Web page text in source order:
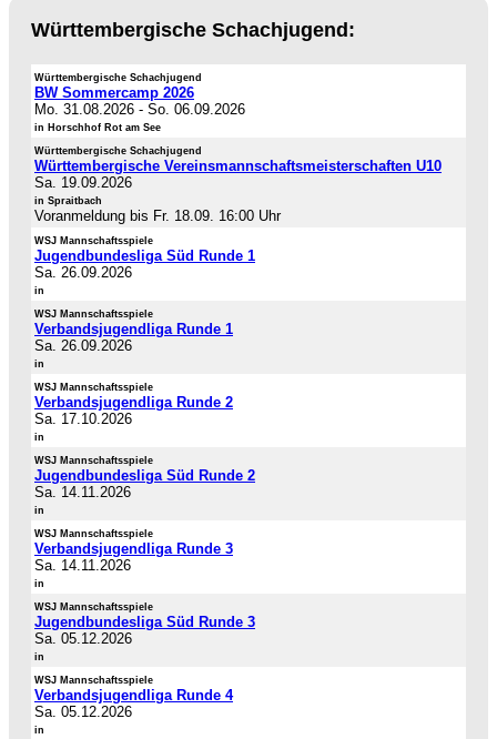
Württembergische Schachjugend:
Württembergische Schachjugend
BW Sommercamp 2026
Mo. 31.08.2026 - So. 06.09.2026
in Horschhof Rot am See
Württembergische Schachjugend
Württembergische Vereinsmannschaftsmeisterschaften U10
Sa. 19.09.2026
in Spraitbach
Voranmeldung bis Fr. 18.09. 16:00 Uhr
WSJ Mannschaftsspiele
Jugendbundesliga Süd Runde 1
Sa. 26.09.2026
in
WSJ Mannschaftsspiele
Verbandsjugendliga Runde 1
Sa. 26.09.2026
in
WSJ Mannschaftsspiele
Verbandsjugendliga Runde 2
Sa. 17.10.2026
in
WSJ Mannschaftsspiele
Jugendbundesliga Süd Runde 2
Sa. 14.11.2026
in
WSJ Mannschaftsspiele
Verbandsjugendliga Runde 3
Sa. 14.11.2026
in
WSJ Mannschaftsspiele
Jugendbundesliga Süd Runde 3
Sa. 05.12.2026
in
WSJ Mannschaftsspiele
Verbandsjugendliga Runde 4
Sa. 05.12.2026
in